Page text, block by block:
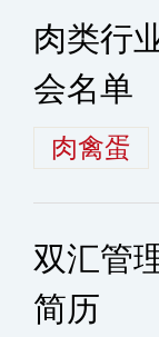
肉类行
会名单
肉禽蛋
双汇管
简历